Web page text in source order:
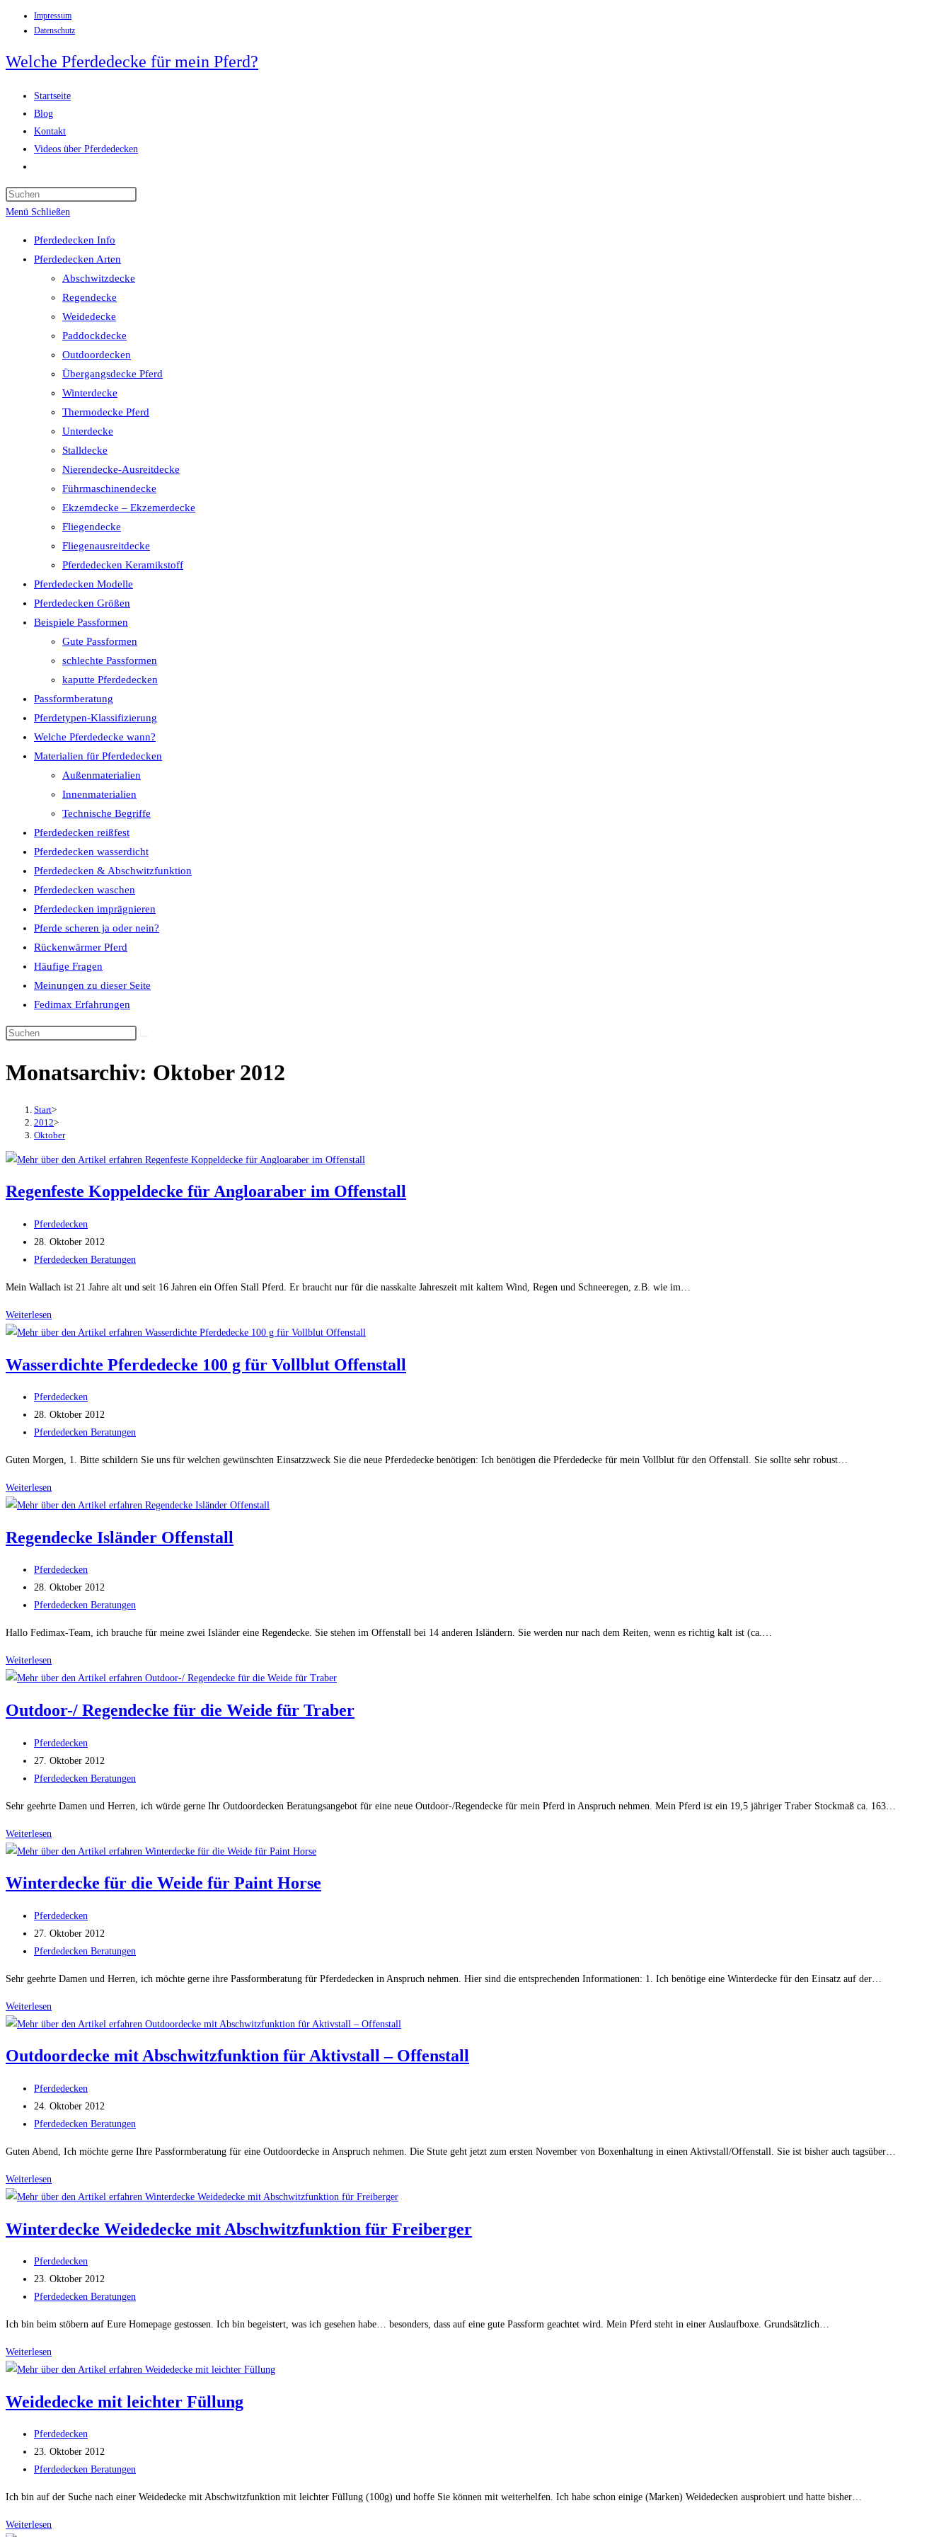
Inhalt
Impressum
Datenschutz
Welche Pferdedecke für mein Pferd?
Startseite
Blog
Kontakt
Videos über Pferdedecken
umschalten
Menü Schließen
Pferdedecken Info
Pferdedecken Arten
Abschwitzdecke
Regendecke
Weidedecke
Paddockdecke
Outdoordecken
Übergangsdecke Pferd
Winterdecke
Thermodecke Pferd
Unterdecke
Stalldecke
Nierendecke-Ausreitdecke
Führmaschinendecke
Ekzemdecke – Ekzemerdecke
Fliegendecke
Fliegenausreitdecke
Pferdedecken Keramikstoff
Pferdedecken Modelle
Pferdedecken Größen
Beispiele Passformen
Gute Passformen
schlechte Passformen
kaputte Pferdedecken
Passformberatung
Pferdetypen-Klassifizierung
Welche Pferdedecke wann?
Materialien für Pferdedecken
Außenmaterialien
Innenmaterialien
Technische Begriffe
Pferdedecken reißfest
Pferdedecken wasserdicht
Pferdedecken & Abschwitzfunktion
Pferdedecken waschen
Pferdedecken imprägnieren
Pferde scheren ja oder nein?
Rückenwärmer Pferd
Häufige Fragen
Meinungen zu dieser Seite
Fedimax Erfahrungen
Diese
durchsuchen
Monatsarchiv: Oktober 2012
Start>
2012>
Oktober
Regenfeste Koppeldecke für Angloaraber im Offenstall
Beitrags-
Autor:
Pferdedecken
Beitrag
veröffentlicht:
28. Oktober 2012
Beitrags-
Pferdedecken Beratungen
Mein Wallach ist 21 Jahre alt und seit 16 Jahren ein Offen Stall Pferd. Er braucht nur für die nasskalte Jahreszeit mit kaltem Wind, Regen und Schneeregen, z.B. wie im…
Weiterlesen
Koppeldecke
Angloaraber
Offenstall
Wasserdichte Pferdedecke 100 g für Vollblut Offenstall
Beitrags-
Autor:
Pferdedecken
Beitrag
veröffentlicht:
28. Oktober 2012
Beitrags-
Pferdedecken Beratungen
Guten Morgen, 1. Bitte schildern Sie uns für welchen gewünschten Einsatzzweck Sie die neue Pferdedecke benötigen: Ich benötigen die Pferdedecke für mein Vollblut für den Offenstall. Sie sollte sehr robust…
Weiterlesen
Pferdedecke
g
Vollblut
Offenstall
Regendecke Isländer Offenstall
Beitrags-
Autor:
Pferdedecken
Beitrag
veröffentlicht:
28. Oktober 2012
Beitrags-
Pferdedecken Beratungen
Hallo Fedimax-Team, ich brauche für meine zwei Isländer eine Regendecke. Sie stehen im Offenstall bei 14 anderen Isländern. Sie werden nur nach dem Reiten, wenn es richtig kalt ist (ca.…
Weiterlesen
Isländer
Outdoor-/ Regendecke für die Weide für Traber
Beitrags-
Autor:
Pferdedecken
Beitrag
veröffentlicht:
27. Oktober 2012
Beitrags-
Pferdedecken Beratungen
Sehr geehrte Damen und Herren, ich würde gerne Ihr Outdoordecken Beratungsangebot für eine neue Outdoor-/Regendecke für mein Pferd in Anspruch nehmen. Mein Pferd ist ein 19,5 jähriger Traber Stockmaß ca. 163…
Weiterlesen
Regendecke
die
für
Traber
Winterdecke für die Weide für Paint Horse
Beitrags-
Autor:
Pferdedecken
Beitrag
veröffentlicht:
27. Oktober 2012
Beitrags-
Pferdedecken Beratungen
Sehr geehrte Damen und Herren, ich möchte gerne ihre Passformberatung für Pferdedecken in Anspruch nehmen. Hier sind die entsprechenden Informationen: 1. Ich benötige eine Winterdecke für den Einsatz auf der…
Weiterlesen
für
Weide
Paint
Horse
Outdoordecke mit Abschwitzfunktion für Aktivstall – Offenstall
Beitrags-
Autor:
Pferdedecken
Beitrag
veröffentlicht:
24. Oktober 2012
Beitrags-
Pferdedecken Beratungen
Guten Abend, Ich möchte gerne Ihre Passformberatung für eine Outdoordecke in Anspruch nehmen. Die Stute geht jetzt zum ersten November von Boxenhaltung in einen Aktivstall/Offenstall. Sie ist bisher auch tagsüber…
Weiterlesen
mit
für
–
Offenstall
Winterdecke Weidedecke mit Abschwitzfunktion für Freiberger
Beitrags-
Autor:
Pferdedecken
Beitrag
veröffentlicht:
23. Oktober 2012
Beitrags-
Pferdedecken Beratungen
Ich bin beim stöbern auf Eure Homepage gestossen. Ich bin begeistert, was ich gesehen habe… besonders, dass auf eine gute Passform geachtet wird. Mein Pferd steht in einer Auslaufboxe. Grundsätzlich…
Weiterlesen
Weidedecke
Abschwitzfunktion
Freiberger
Weidedecke mit leichter Füllung
Beitrags-
Autor:
Pferdedecken
Beitrag
veröffentlicht:
23. Oktober 2012
Beitrags-
Pferdedecken Beratungen
Ich bin auf der Suche nach einer Weidedecke mit Abschwitzfunktion mit leichter Füllung (100g) und hoffe Sie können mit weiterhelfen. Ich habe schon einige (Marken) Weidedecken ausprobiert und hatte bisher…
Weiterlesen